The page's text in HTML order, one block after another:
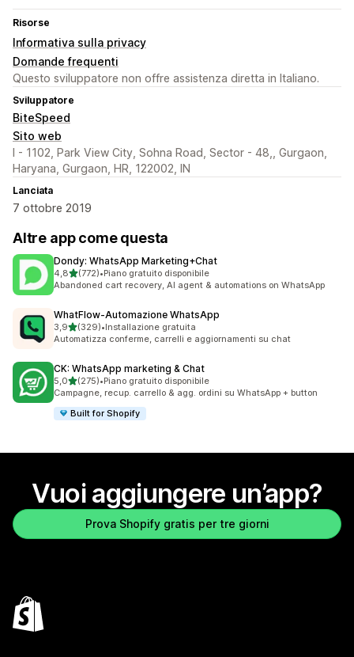
Risorse
Informativa sulla privacy
Domande frequenti
Questo sviluppatore non offre assistenza diretta in Italiano.
Sviluppatore
BiteSpeed
Sito web
I - 1102, Park View City, Sohna Road, Sector - 48,, Gurgaon,
Haryana, Gurgaon, HR, 122002, IN
Lanciata
7 ottobre 2019
Altre app come questa
Dondy: WhatsApp Marketing+Chat
4,8stelle su 5
(772)
772 recensioni totali
•Piano gratuito disponibile
Abandoned cart recovery, AI agent & automations on WhatsApp
WhatFlow‑Automazione WhatsApp
3,9stelle su 5
(329)
329 recensioni totali
•Installazione gratuita
Automatizza conferme, carrelli e aggiornamenti su chat
CK: WhatsApp marketing & Chat
5,0stelle su 5
(275)
275 recensioni totali
•Piano gratuito disponibile
Campagne, recup. carrello & agg. ordini su WhatsApp + button
Built for Shopify
Vuoi aggiungere un’app?
Prova Shopify gratis per tre giorni